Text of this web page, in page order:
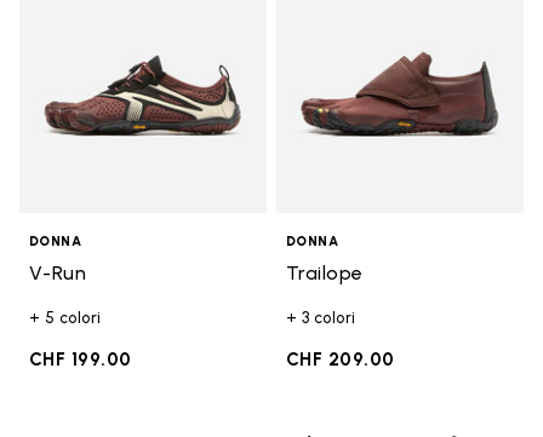
DONNA
V-Run
+ 5 colori
CHF 199.00
DONNA
Trailope
+ 3 colori
CHF 209.00